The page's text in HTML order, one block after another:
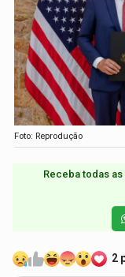
Foto: Reprodução
Receba todas
2